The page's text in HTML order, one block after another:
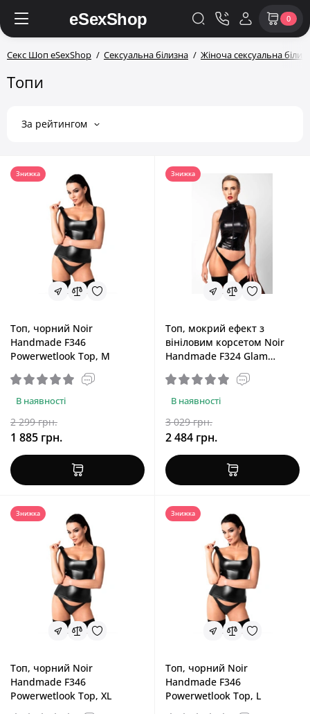
0
Секс Шоп eSexShop Сексуальна білизна Жіноча сексуальна
Топи
За рейтингом
Знижка
Топ, чорний Noir
Handmade F346
Powerwetlook Top, M
В наявності
2 299 грн.
1 885 грн.
Знижка
Топ, мокрий ефект з
вініловим корсетом Noir
Handmade F324 Glam
Wetlook Top with Vinyl
Corset, XL
В наявності
3 029 грн.
2 484 грн.
Знижка
Топ, чорний Noir
Handmade F346
Powerwetlook Top, XL
Знижка
Топ, чорний Noir
Handmade F346
Powerwetlook Top, L